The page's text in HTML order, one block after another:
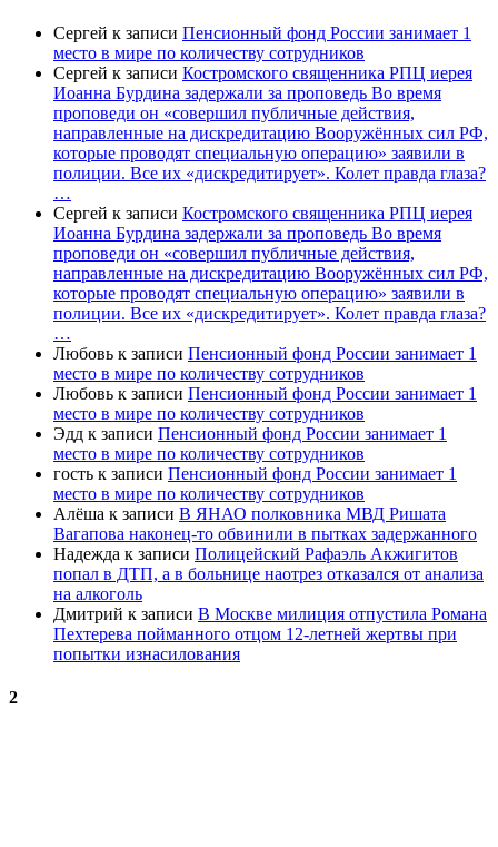
Сергей к записи Пенсионный фонд России занимает 1
место в мире по количеству сотрудников
Сергей к записи Костромского священника РПЦ иерея
Иоанна Бурдина задержали за проповедь Во время
проповеди он «совершил публичные действия,
направленные на дискредитацию Вооружённых сил РФ,
которые проводят специальную операцию» заявили в
полиции. Все их «дискредитирует». Колет правда глаза?
…
Сергей к записи Костромского священника РПЦ иерея
Иоанна Бурдина задержали за проповедь Во время
проповеди он «совершил публичные действия,
направленные на дискредитацию Вооружённых сил РФ,
которые проводят специальную операцию» заявили в
полиции. Все их «дискредитирует». Колет правда глаза?
…
Любовь к записи Пенсионный фонд России занимает 1
место в мире по количеству сотрудников
Любовь к записи Пенсионный фонд России занимает 1
место в мире по количеству сотрудников
Эдд к записи Пенсионный фонд России занимает 1
место в мире по количеству сотрудников
гость к записи Пенсионный фонд России занимает 1
место в мире по количеству сотрудников
Алёша к записи В ЯНАО полковника МВД Ришата
Вагапова наконец-то обвинили в пытках задержанного
Надежда к записи Полицейский Рафаэль Акжигитов
попал в ДТП, а в больнице наотрез отказался от анализа
на алкоголь
Дмитрий к записи В Москве милиция отпустила Романа
Пехтерева пойманного отцом 12-летней жертвы при
попытки изнасилования
2